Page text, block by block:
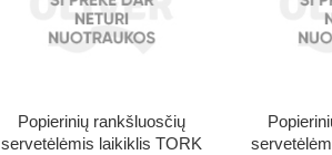
Popierinių rankšluosčių
servetėlėmis laikiklis TORK